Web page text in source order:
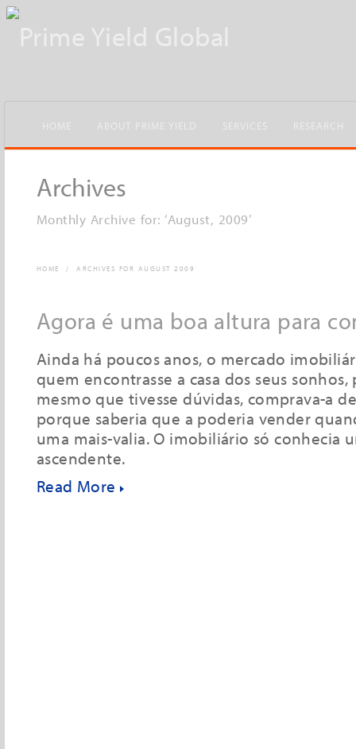
Archives
Monthly Archive for: ‘August, 2009’
HOME / ARCHIVES FOR AUGUST 2009
Agora é uma boa altura para
Ainda há poucos anos, o mercado
quem encontrasse a casa dos seus
mesmo que tivesse dúvidas, comprava-a
porque saberia que a poderia vender
uma mais-valia. O imobiliário só conhecia
ascendente.
Read More